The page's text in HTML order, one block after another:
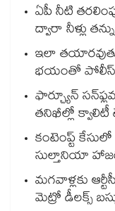
ఏపీ నీటి
ద్వారా నీళ్లు
ఇలా
భయంతో పోలీస్
ఫార్చ్యూన్
తనిఖీల్లో
కంటెంప్ట్
సుల్తానియా
మగవాళ్లకు
మెట్రో డీలక్స్